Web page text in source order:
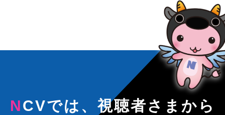
NCVでは、視聴者さまから